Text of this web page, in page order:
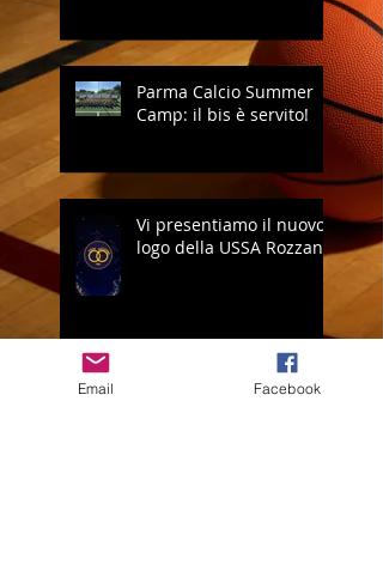
Parma Calcio Summer
Camp: il bis è servito!
Vi presentiamo il nuovo
logo della USSA Rozzano
Email Facebook